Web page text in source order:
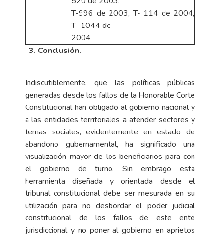
T-996 de 2003, T- 114 de 2004,
T- 1044 de
2004
3. Conclusión.
Indiscutiblemente, que las políticas públicas
generadas desde los fallos de la Honorable Corte
Constitucional han obligado al gobierno nacional y
a las entidades territoriales a atender sectores y
temas sociales, evidentemente en estado de
abandono gubernamental, ha significado una
visualización mayor de los beneficiarios para con
el gobierno de turno. Sin embrago esta
herramienta diseñada y orientada desde el
tribunal constitucional debe ser mesurada en su
utilización para no desbordar el poder judicial
constitucional de los fallos de este ente
jurisdiccional y no poner al gobierno en aprietos